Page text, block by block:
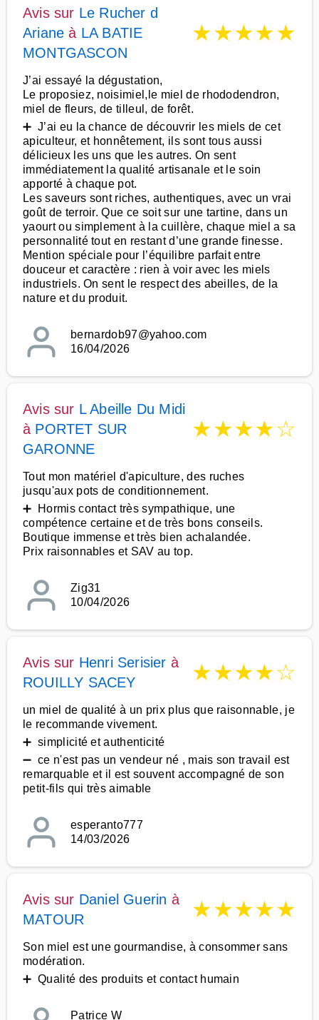
Avis sur Le Rucher d
Ariane à LA BATIE
MONTGASCON
★★★★★
J’ai essayé la dégustation,
Le proposiez, noisimiel,le miel de rhododendron,
miel de fleurs, de tilleul, de forêt.
➕ J’ai eu la chance de découvrir les miels de cet
apiculteur, et honnêtement, ils sont tous aussi
délicieux les uns que les autres. On sent
immédiatement la qualité artisanale et le soin
apporté à chaque pot.
Les saveurs sont riches, authentiques, avec un vrai
goût de terroir. Que ce soit sur une tartine, dans un
yaourt ou simplement à la cuillère, chaque miel a sa
personnalité tout en restant d’une grande finesse.
Mention spéciale pour l’équilibre parfait entre
douceur et caractère : rien à voir avec les miels
industriels. On sent le respect des abeilles, de la
nature et du produit.
bernardob97@yahoo.com
16/04/2026
Avis sur L Abeille Du Midi
à PORTET SUR
GARONNE
★★★★☆
Tout mon matériel d'apiculture, des ruches
jusqu'aux pots de conditionnement.
➕ Hormis contact très sympathique, une
compétence certaine et de très bons conseils.
Boutique immense et très bien achalandée.
Prix raisonnables et SAV au top.
Zig31
10/04/2026
Avis sur Henri Serisier à
ROUILLY SACEY
★★★★☆
un miel de qualité à un prix plus que raisonnable, je
le recommande vivement.
➕ simplicité et authenticité
➖ ce n'est pas un vendeur né , mais son travail est
remarquable et il est souvent accompagné de son
petit-fils qui très aimable
esperanto777
14/03/2026
Avis sur Daniel Guerin à
MATOUR
★★★★★
Son miel est une gourmandise, à consommer sans
modération.
➕ Qualité des produits et contact humain
Patrice W